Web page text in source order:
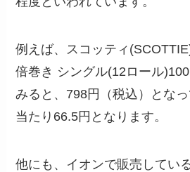
例えば、スコッティ
倍巻き シングル(12ロール
みると、798円（税込）とな
当たり66.5円となります。
他にも、イオンで販売してい